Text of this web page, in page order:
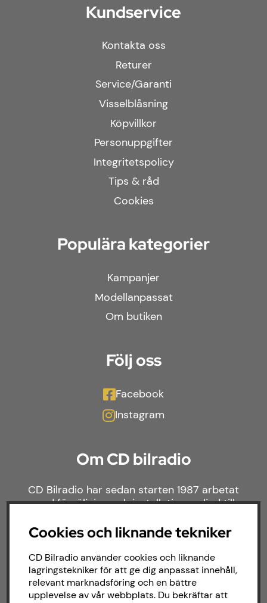
Kundservice
Kontakta oss
Returer
Service/Garanti
Visselblåsning
Köpvillkor
Personuppgifter
Integritetspolicy
Tips & råd
Cookies
Populära kategorier
Kampanjer
Modellanpassat
Om butiken
Följ oss
Facebook
Instagram
Om CD bilradio
CD Bilradio har sedan starten 1987 arbetat
med försäljning och installation av ljud till
brett sortiment av billjud till alla typer av
bilmärken och behov.
Cookies och liknande tekniker
CD Bilradio använder cookies och liknande
lagringstekniker för att ge dig anpassat innehåll,
relevant marknadsföring och en bättre
upplevelse av vår webbplats. Du bekräftar att